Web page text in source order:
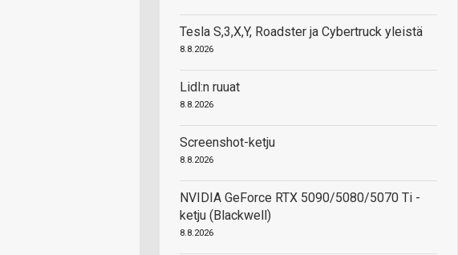
Tesla S,3,X,Y, Roadster ja Cybertruck yleistä
8.8.2026
Lidl:n ruuat
8.8.2026
Screenshot-ketju
8.8.2026
NVIDIA GeForce RTX 5090/5080/5070 Ti -
ketju (Blackwell)
8.8.2026